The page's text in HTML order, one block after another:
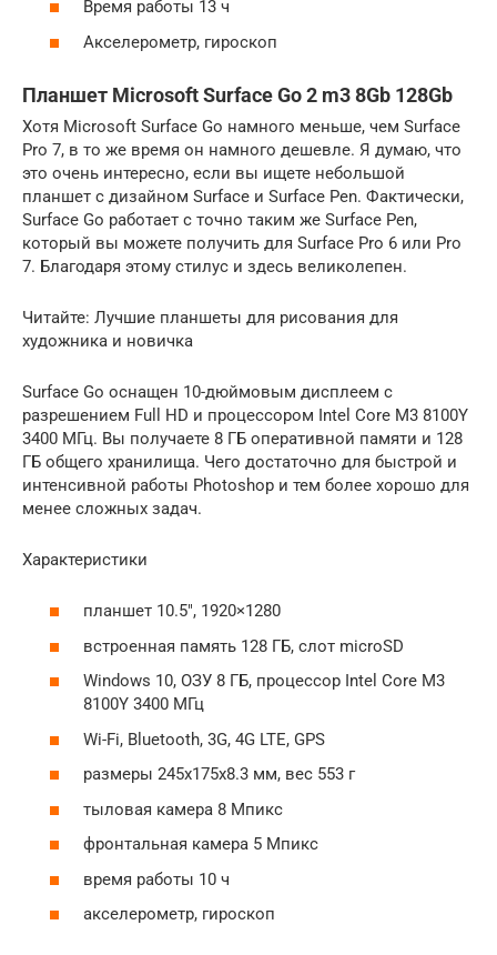
Время работы 13 ч
Акселерометр, гироскоп
Планшет Microsoft Surface Go 2 m3 8Gb 128Gb
Хотя Microsoft Surface Go намного меньше, чем Surface
Pro 7, в то же время он намного дешевле. Я думаю, что
это очень интересно, если вы ищете небольшой
планшет с дизайном Surface и Surface Pen. Фактически,
Surface Go работает с точно таким же Surface Pen,
который вы можете получить для Surface Pro 6 или Pro
7. Благодаря этому стилус и здесь великолепен.
Читайте: Лучшие планшеты для рисования для
художника и новичка
Surface Go оснащен 10-дюймовым дисплеем с
разрешением Full HD и процессором Intel Core M3 8100Y
3400 МГц. Вы получаете 8 ГБ оперативной памяти и 128
ГБ общего хранилища. Чего достаточно для быстрой и
интенсивной работы Photoshop и тем более хорошо для
менее сложных задач.
Характеристики
планшет 10.5″, 1920×1280
встроенная память 128 ГБ, слот microSD
Windows 10, ОЗУ 8 ГБ, процессор Intel Core M3
8100Y 3400 МГц
Wi-Fi, Bluetooth, 3G, 4G LTE, GPS
размеры 245x175x8.3 мм, вес 553 г
тыловая камера 8 Мпикс
фронтальная камера 5 Мпикс
время работы 10 ч
акселерометр, гироскоп